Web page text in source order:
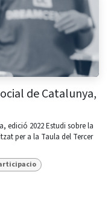
de Catalunya,
edició 2022 Estudi sobre la
per a la Taula del Tercer